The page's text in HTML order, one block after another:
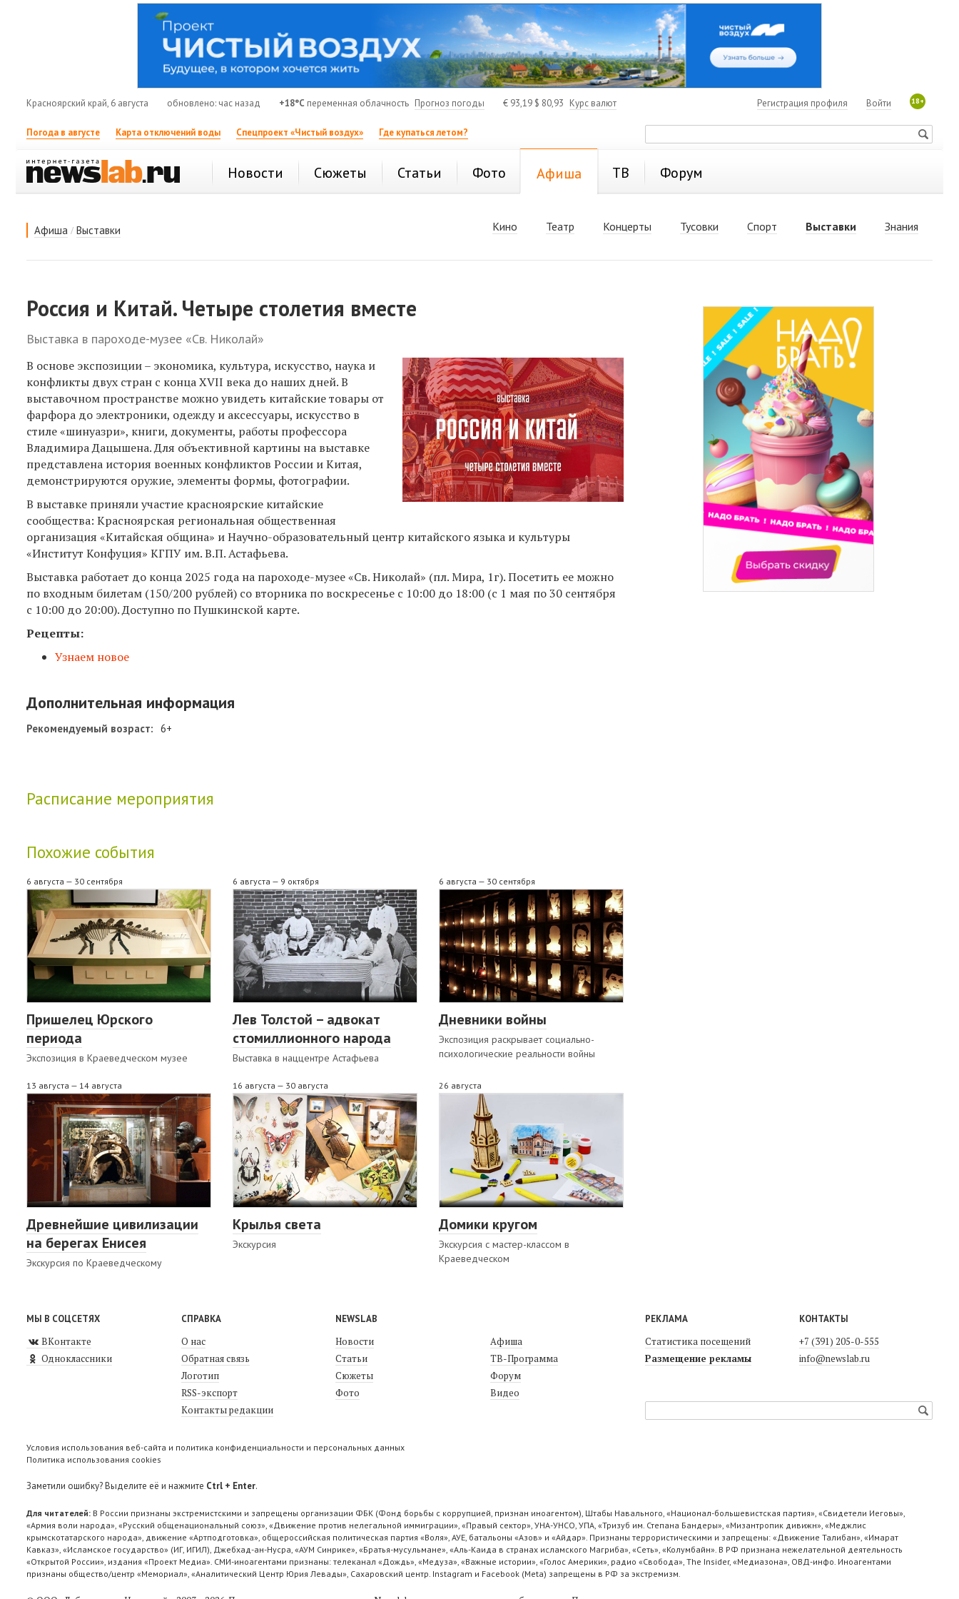
Красноярский край, 6 августа обновлено: час назад +18°C переменная облачность Прогноз погоды € 93,19 $ 80,93 Курс валют 18+
Войти
Регистрация профиля
Погода в августе Карта отключений воды Спецпроект «Чистый воздух» Где купаться летом?
Новости Сюжеты Статьи Фото Афиша ТВ Форум
Афиша / Выставки Кино Театр Концерты Тусовки Спорт Выставки Знания
Россия и Китай. Четыре столетия вместе
Выставка в пароходе-музее «Св. Николай»
В основе экспозиции – экономика, культура, искусство, наука и
конфликты двух стран с конца XVII века до наших дней. В
выставочном пространстве можно увидеть китайские товары от
фарфора до электроники, одежду и аксессуары, искусство в
стиле «шинуазри», книги, документы, работы профессора
Владимира Дацышена. Для объективной картины на выставке
представлена история военных конфликтов России и Китая,
демонстрируются оружие, элементы формы, фотографии.
В выставке приняли участие красноярские китайские
сообщества: Красноярская региональная общественная
организация «Китайская община» и Научно-образовательный центр китайского языка и культуры
«Институт Конфуция» КГПУ им. В.П. Астафьева.
Выставка работает до конца 2025 года на пароходе-музее «Св. Николай» (пл. Мира, 1г). Посетить ее можно
по входным билетам (150/200 рублей) со вторника по воскресенье с 10:00 до 18:00 (с 1 мая по 30 сентября
с 10:00 до 20:00). Доступно по Пушкинской карте.
Рецепты:
Узнаем новое
Дополнительная информация
Рекомендуемый возраст: 6+
Расписание мероприятия
Похожие события
6 августа — 30 сентября
Пришелец Юрского
периода
Экспозиция в Краеведческом музее
6 августа — 9 октября
Лев Толстой – адвокат
стомиллионного народа
Выставка в наццентре Астафьева
6 августа — 30 сентября
Дневники войны
Экспозиция раскрывает социально-
психологические реальности войны
13 августа — 14 августа
Древнейшие цивилизации
на берегах Енисея
Экскурсия по Краеведческому
16 августа — 30 августа
Крылья света
Экскурсия
26 августа
Домики кругом
Экскурсия с мастер-классом в
Краеведческом
МЫ В СОЦСЕТЯХ
ВКонтакте
Одноклассники
СПРАВКА
О нас
Обратная связь
Логотип
RSS-экспорт
Контакты редакции
NEWSLAB
Новости
Статьи
Сюжеты
Фото
Афиша
ТВ-Программа
Форум
Видео
РЕКЛАМА
Статистика посещений
Размещение рекламы
КОНТАКТЫ
+7 (391) 205-0-555
info@newslab.ru
Условия использования веб-сайта и политика конфиденциальности и персональных данных
Политика использования cookies
Заметили ошибку? Выделите её и нажмите Ctrl + Enter.
Для читателей: В России признаны экстремистскими и запрещены организации ФБК (Фонд борьбы с коррупцией, признан иноагентом), Штабы Навального, «Национал-большевистская партия», «Свидетели Иеговы»,
«Армия воли народа», «Русский общенациональный союз», «Движение против нелегальной иммиграции», «Правый сектор», УНА-УНСО, УПА, «Тризуб им. Степана Бандеры», «Мизантропик дивижн», «Меджлис
крымскотатарского народа», движение «Артподготовка», общероссийская политическая партия «Воля», АУЕ, батальоны «Азов» и «Айдар». Признаны террористическими и запрещены: «Движение Талибан», «Имарат
Кавказ», «Исламское государство» (ИГ, ИГИЛ), Джебхад-ан-Нусра, «АУМ Синрике», «Братья-мусульмане», «Аль-Каида в странах исламского Магриба», «Сеть», «Колумбайн». В РФ признана нежелательной деятельность
«Открытой России», издания «Проект Медиа». СМИ-иноагентами признаны: телеканал «Дождь», «Медуза», «Важные истории», «Голос Америки», радио «Свобода», The Insider, «Медиазона», ОВД-инфо. Иноагентами
признаны общество/центр «Мемориал», «Аналитический Центр Юрия Левады», Сахаровский центр. Instagram и Facebook (Metа) запрещены в РФ за экстремизм.